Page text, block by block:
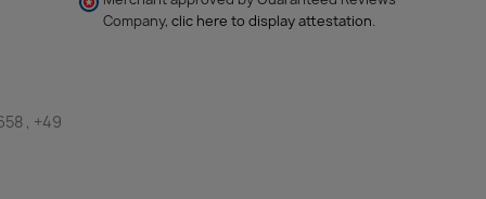
, +49
Company, clic here to display attestation.